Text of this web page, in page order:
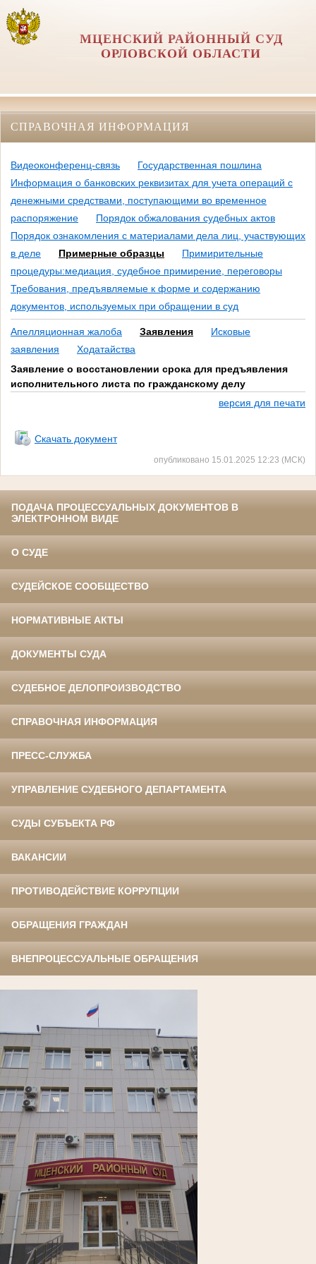
МЦЕНСКИЙ РАЙОННЫЙ СУД
ОРЛОВCКОЙ ОБЛАСТИ
СПРАВОЧНАЯ ИНФОРМАЦИЯ
Видеоконференц-связь
Государственная пошлина
Информация о банковских реквизитах для учета операций с
денежными средствами, поступающими во временное
распоряжение
Порядок обжалования судебных актов
Порядок ознакомления с материалами дела лиц, участвующих
в деле
Примерные образцы
Примирительные
процедуры:медиация, судебное примирение, переговоры
Требования, предъявляемые к форме и содержанию
документов, используемых при обращении в суд
Апелляционная жалоба Заявления
Исковые
заявления
Ходатайства
Заявление о восстановлении срока для предъявления
исполнительного листа по гражданскому делу
версия для печати
Скачать документ
опубликовано 15.01.2025 12:23 (МСК)
ПОДАЧА ПРОЦЕССУАЛЬНЫХ ДОКУМЕНТОВ В
ЭЛЕКТРОННОМ ВИДЕ
О СУДЕ
СУДЕЙСКОЕ СООБЩЕСТВО
НОРМАТИВНЫЕ АКТЫ
ДОКУМЕНТЫ СУДА
СУДЕБНОЕ ДЕЛОПРОИЗВОДСТВО
СПРАВОЧНАЯ ИНФОРМАЦИЯ
ПРЕСС-СЛУЖБА
УПРАВЛЕНИЕ СУДЕБНОГО ДЕПАРТАМЕНТА
СУДЫ СУБЪЕКТА РФ
ВАКАНСИИ
ПРОТИВОДЕЙСТВИЕ КОРРУПЦИИ
ОБРАЩЕНИЯ ГРАЖДАН
ВНЕПРОЦЕССУАЛЬНЫЕ ОБРАЩЕНИЯ